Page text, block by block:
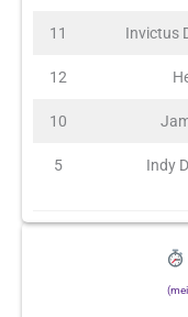
11 Invictus
12
10
5 Indy